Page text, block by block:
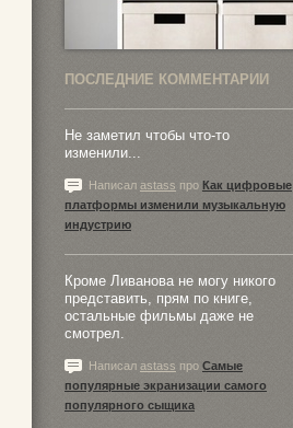
ПОСЛЕДНИЕ КОММЕНТАРИИ
Не заметил чтобы что-то
изменили...
Написал astass про Как цифровые
платформы изменили музыкальную
индустрию
Кроме Ливанова не могу никого
представить, прям по книге,
остальные фильмы даже не
смотрел.
Написал astass про Самые
популярные экранизации самого
популярного сыщика